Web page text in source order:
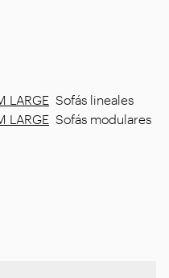
LARGE Sofás lineales
LARGE Sofás modulares